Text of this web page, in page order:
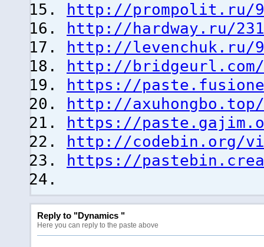
http://prompolit.ru/
http://hardway.ru/
http://levenchuk.ru/
http://
https://
http://axuhongbo.top/
https://
http://codebin.org/
https://
Reply to "Dynamics "
Here you can reply to the paste above